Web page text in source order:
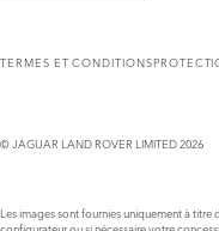
TERMES ET CONDITIONS
© JAGUAR LAND ROVER LIMITED 2026
Les images sont fournies uniquement à